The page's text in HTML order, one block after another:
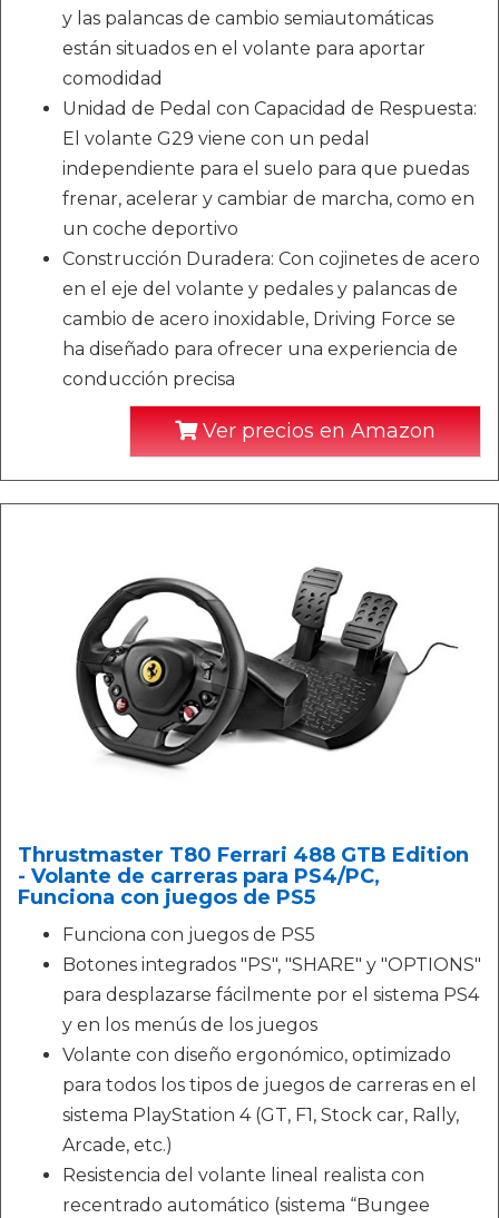
y las palancas de cambio semiautomáticas
están situados en el volante para aportar
comodidad
Unidad de Pedal con Capacidad de Respuesta:
El volante G29 viene con un pedal
independiente para el suelo para que puedas
frenar, acelerar y cambiar de marcha, como en
un coche deportivo
Construcción Duradera: Con cojinetes de acero
en el eje del volante y pedales y palancas de
cambio de acero inoxidable, Driving Force se
ha diseñado para ofrecer una experiencia de
conducción precisa
Ver precios en Amazon
Thrustmaster T80 Ferrari 488 GTB Edition
- Volante de carreras para PS4/PC,
Funciona con juegos de PS5
Funciona con juegos de PS5
Botones integrados "PS", "SHARE" y "OPTIONS"
para desplazarse fácilmente por el sistema PS4
y en los menús de los juegos
Volante con diseño ergonómico, optimizado
para todos los tipos de juegos de carreras en el
sistema PlayStation 4 (GT, F1, Stock car, Rally,
Arcade, etc.)
Resistencia del volante lineal realista con
recentrado automático (sistema “Bungee